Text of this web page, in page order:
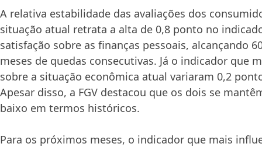
A relativa estabilidade das avaliações dos
situação atual retrata a alta de 0,8 ponto no
satisfação sobre as finanças pessoais, alcançando
meses de quedas consecutivas. Já o indicador que
sobre a situação econômica atual variaram 0,2
Apesar disso, a FGV destacou que os dois se
baixo em termos históricos.
Para os próximos meses, o indicador que mais